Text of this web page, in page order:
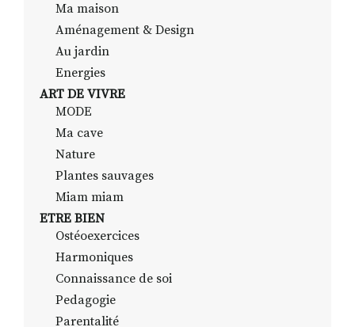
Ma maison
Aménagement & Design
Au jardin
Energies
ART DE VIVRE
MODE
Ma cave
Nature
Plantes sauvages
Miam miam
ETRE BIEN
Ostéoexercices
Harmoniques
Connaissance de soi
Pedagogie
Parentalité